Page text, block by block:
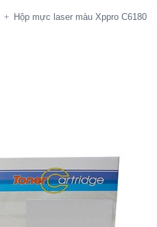
+
Hộp mực laser màu Xppro C6180